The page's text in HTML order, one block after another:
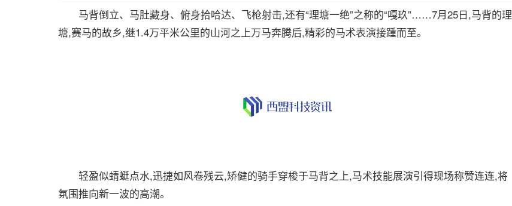
马背倒立、马肚藏身、俯身拾哈达、飞枪射击,还有“理塘一绝”之称的“嘎玖”……7月25日,马背的理
塘,赛马的故乡,继1.4万平米公里的山河之上万马奔腾后,精彩的马术表演接踵而至。
轻盈似蜻蜓点水,迅捷如风卷残云,矫健的骑手穿梭于马背之上,马术技能展演引得现场称赞连连,将
氛围推向新一波的高潮。